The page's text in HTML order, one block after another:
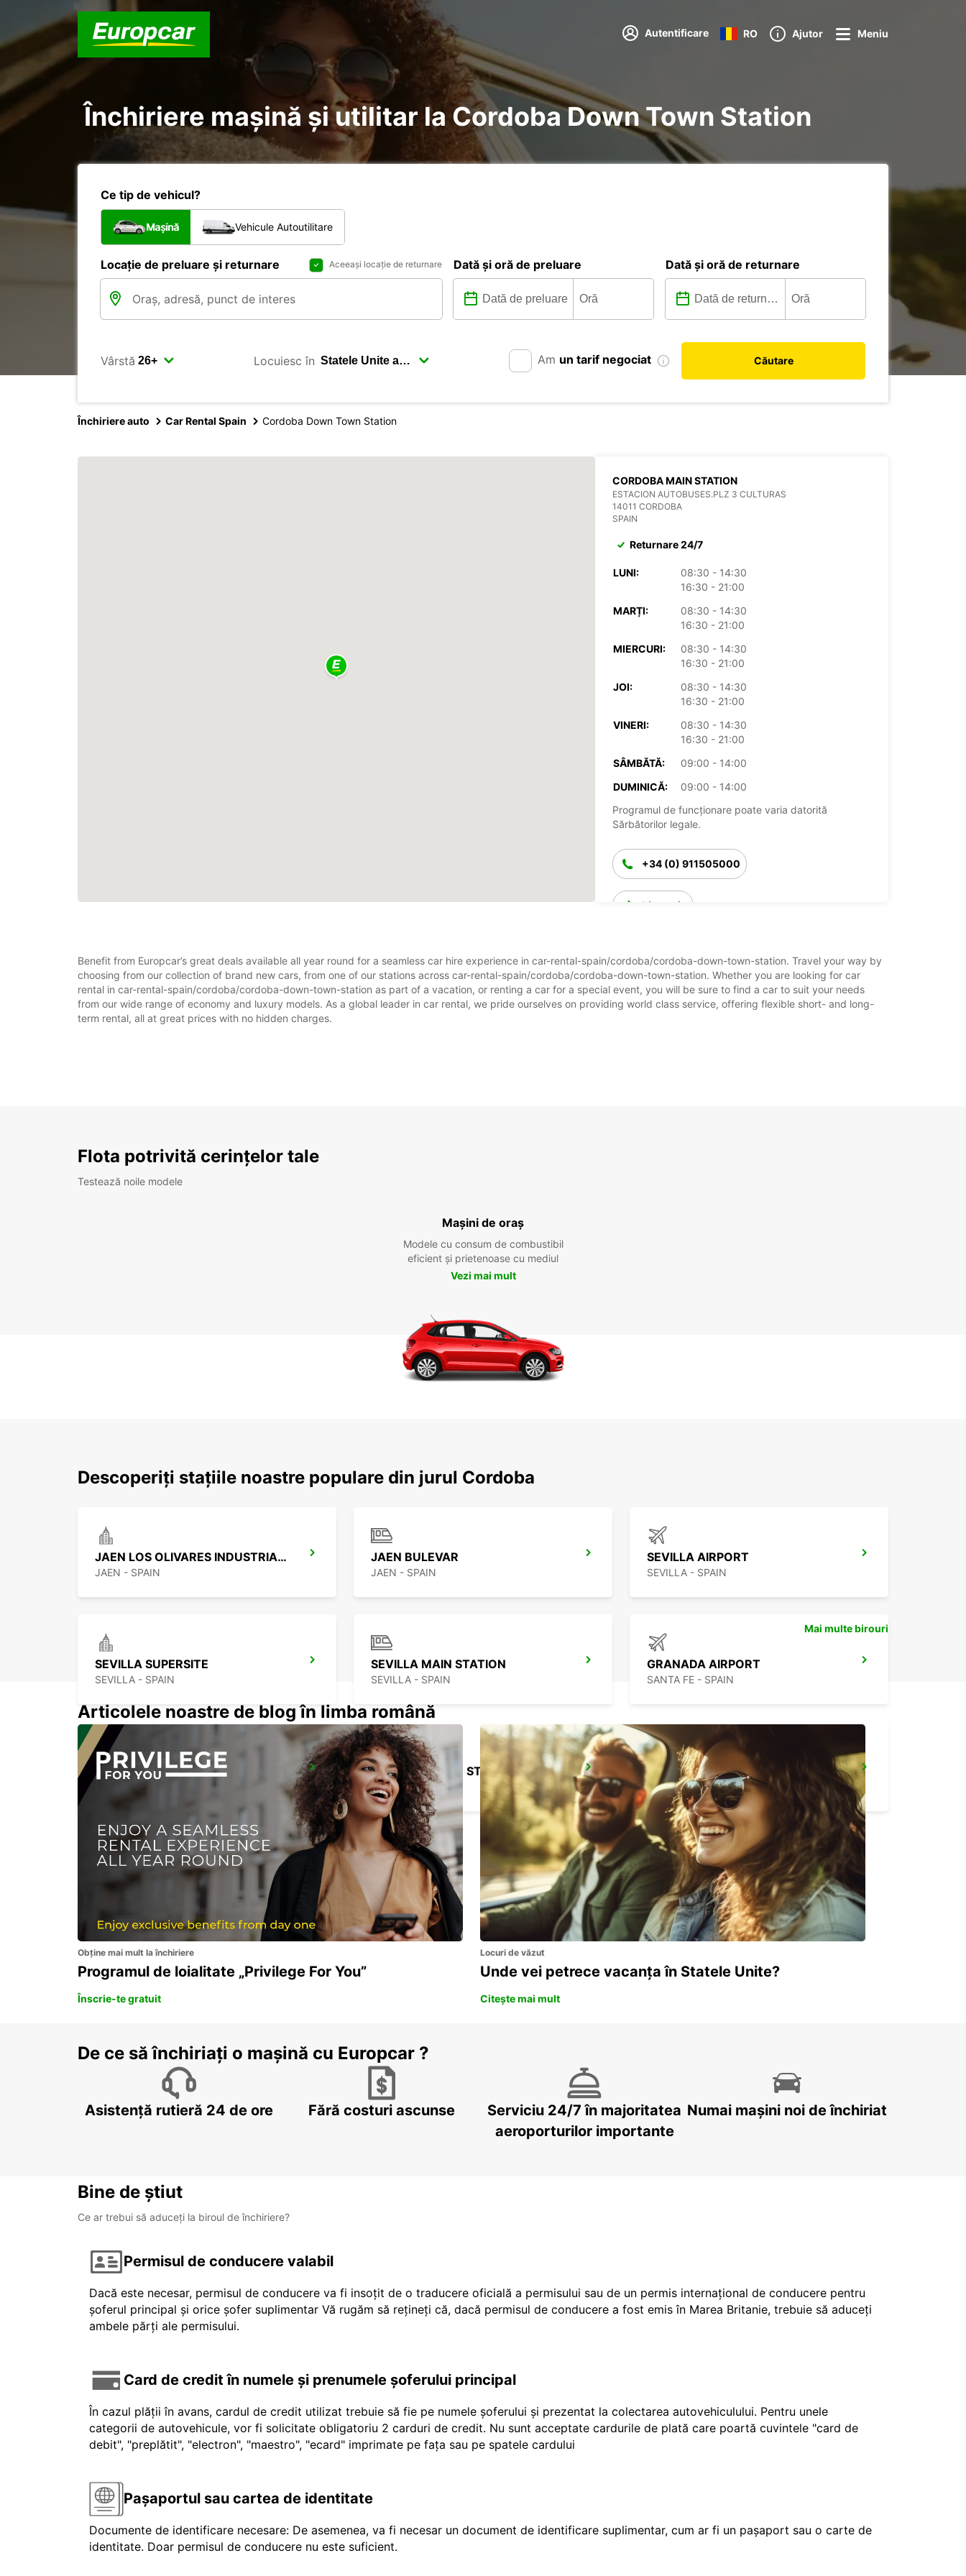
Autentificare RO Ajutor Meniu
Închiriere mașină și utilitar la Cordoba Down Town Station
Ce tip de vehicul?
Mașină Vehicule Autoutilitare
Locație de preluare și returnare Aceeași locație de returnare Dată și oră de preluare Dată și oră de returnare
Vârstă Locuiesc în Am un tarif negociat Căutare
Închiriere auto Car Rental Spain Cordoba Down Town Station
CORDOBA MAIN STATION
ESTACION AUTOBUSES.PLZ 3 CULTURAS
14011 CORDOBA
SPAIN
Returnare 24/7
LUNI:
08:30 - 14:30
16:30 - 21:00
MARȚI:
08:30 - 14:30
16:30 - 21:00
MIERCURI:
08:30 - 14:30
16:30 - 21:00
JOI:
08:30 - 14:30
16:30 - 21:00
VINERI:
08:30 - 14:30
16:30 - 21:00
SÂMBĂTĂ:
09:00 - 14:00
DUMINICĂ:
09:00 - 14:00
Programul de funcționare poate varia datorită
Sărbătorilor legale.
+34 (0) 911505000
Itinerariu
Benefit from Europcar’s great deals available all year round for a seamless car hire experience in car-rental-spain/cordoba/cordoba-down-town-station. Travel your way by
choosing from our collection of brand new cars, from one of our stations across car-rental-spain/cordoba/cordoba-down-town-station. Whether you are looking for car
rental in car-rental-spain/cordoba/cordoba-down-town-station as part of a vacation, or renting a car for a special event, you will be sure to find a car to suit your needs
from our wide range of economy and luxury models. As a global leader in car rental, we pride ourselves on providing world class service, offering flexible short- and long-
term rental, all at great prices with no hidden charges.
Flota potrivită cerințelor tale
Testează noile modele
Mașini de oraș
Modele cu consum de combustibil
eficient și prietenoase cu mediul
Vezi mai mult
Descoperiți stațiile noastre populare din jurul Cordoba
JAEN LOS OLIVARES INDUSTRIAL PARK
JAEN - SPAIN
JAEN BULEVAR
JAEN - SPAIN
SEVILLA AIRPORT
SEVILLA - SPAIN
SEVILLA SUPERSITE
SEVILLA - SPAIN
SEVILLA MAIN STATION
SEVILLA - SPAIN
GRANADA AIRPORT
SANTA FE - SPAIN
UBEDA
UBEDA - SPAIN
GRANADA MAIN STATION
GRANADA - SPAIN
MALAGA SUPERSITE
MALAGA - SPAIN
Mai multe birouri
Articolele noastre de blog în limba română
Obține mai mult la închiriere
Programul de loialitate „Privilege For You”
Înscrie-te gratuit
Locuri de văzut
Unde vei petrece vacanța în Statele Unite?
Citește mai mult
De ce să închiriați o mașină cu Europcar ?
Asistență rutieră 24 de ore Fără costuri ascunse
Serviciu 24/7 în majoritatea
aeroporturilor importante
Numai mașini noi de închiriat
Bine de știut
Ce ar trebui să aduceți la biroul de închiriere?
Permisul de conducere valabil
Dacă este necesar, permisul de conducere va fi insoțit de o traducere oficială a permisului sau de un permis internațional de conducere pentru
șoferul principal și orice șofer suplimentar Vă rugăm să rețineți că, dacă permisul de conducere a fost emis în Marea Britanie, trebuie să aduceți
ambele părți ale permisului.
Card de credit în numele și prenumele șoferului principal
În cazul plății în avans, cardul de credit utilizat trebuie să fie pe numele șoferului și prezentat la colectarea autovehiculului. Pentru unele
categorii de autovehicule, vor fi solicitate obligatoriu 2 carduri de credit. Nu sunt acceptate cardurile de plată care poartă cuvintele "card de
debit", "preplătit", "electron", "maestro", "ecard" imprimate pe fața sau pe spatele cardului
Pașaportul sau cartea de identitate
Documente de identificare necesare: De asemenea, va fi necesar un document de identificare suplimentar, cum ar fi un pașaport sau o carte de
identitate. Doar permisul de conducere nu este suficient.